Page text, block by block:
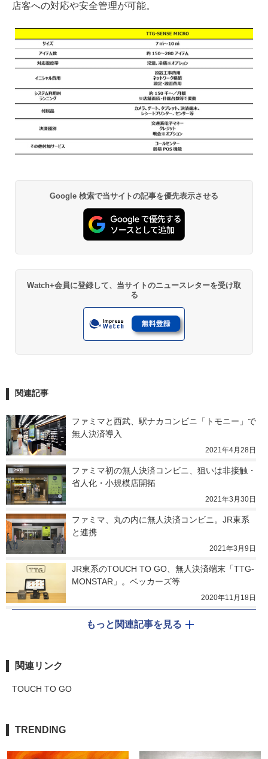
店客への対応や安全管理が可能。
Google 検索で当サイトの記事を優先表示させる
Watch+会員に登録して、当サイトのニュースレターを受け取
る
関連記事
ファミマと西武、駅ナカコンビニ「トモニー」で
無人決済導入
2021年4月28日
ファミマ初の無人決済コンビニ、狙いは非接触・
省人化・小規模店開拓
2021年3月30日
ファミマ、丸の内に無人決済コンビニ。JR東系
と連携
2021年3月9日
JR東系のTOUCH TO GO、無人決済端末「TTG-
MONSTAR」。ベッカーズ等
2020年11月18日
もっと関連記事を見る
関連リンク
TOUCH TO GO
TRENDING